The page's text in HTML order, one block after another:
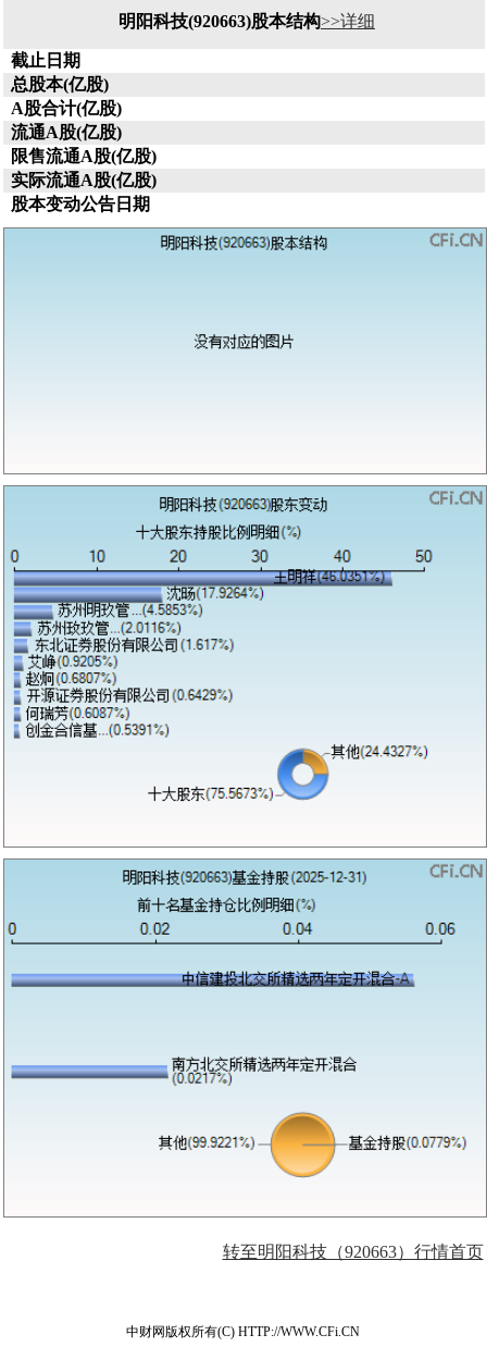
明阳科技(920663)股本结构>>详细
截止日期
总股本(亿股)
A股合计(亿股)
流通A股(亿股)
限售流通A股(亿股)
实际流通A股(亿股)
股本变动公告日期
转至明阳科技（920663）行情首页
中财网版权所有(C) HTTP://WWW.CFi.CN